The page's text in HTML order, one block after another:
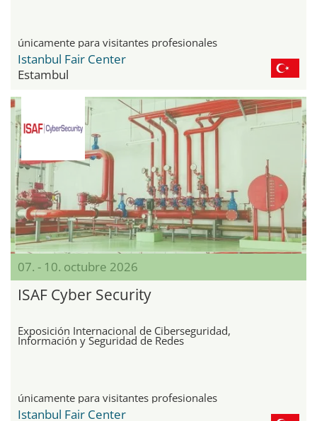
únicamente para visitantes profesionales
Istanbul Fair Center
Estambul
07. - 10. octubre 2026
ISAF Cyber Security
Exposición Internacional de Ciberseguridad,
Información y Seguridad de Redes
únicamente para visitantes profesionales
Istanbul Fair Center